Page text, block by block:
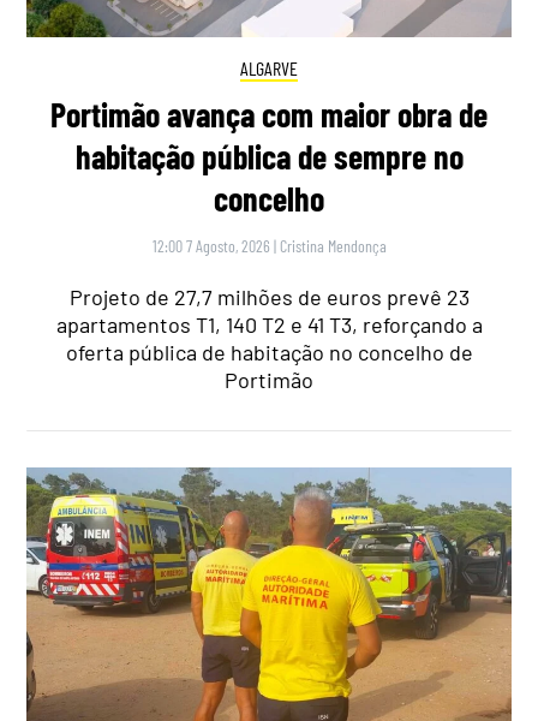
ALGARVE
Portimão avança com maior obra de
habitação pública de sempre no
concelho
12:00 7 Agosto, 2026 | Cristina Mendonça
Projeto de 27,7 milhões de euros prevê 23
apartamentos T1, 140 T2 e 41 T3, reforçando a
oferta pública de habitação no concelho de
Portimão